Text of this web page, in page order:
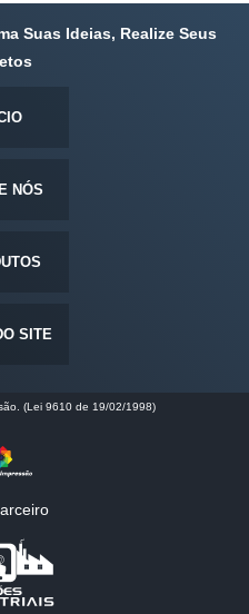
Suas Ideias, Realize Seus
NÓS
SITE
(Lei 9610 de 19/02/1998)